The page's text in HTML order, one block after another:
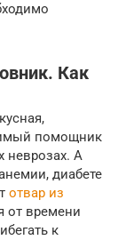
Как
помощник
неврозах. А
диабете
отвар из
от времени
к